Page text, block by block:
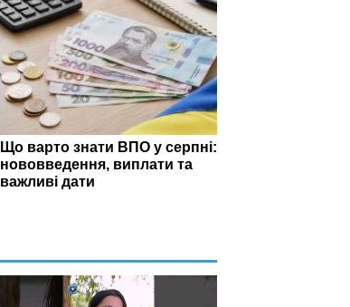
Що варто знати ВПО у серпні:
нововведення, виплати та
важливі дати